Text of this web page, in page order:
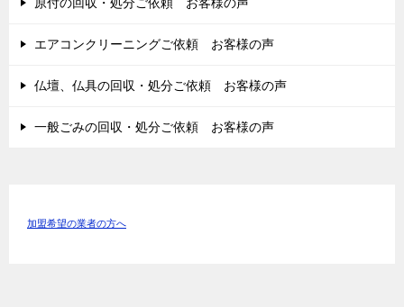
エアコンクリーニングご依頼 お客様の声
仏壇、仏具の回収・処分ご依頼 お客様の声
一般ごみの回収・処分ご依頼 お客様の声
加盟希望の業者の方へ